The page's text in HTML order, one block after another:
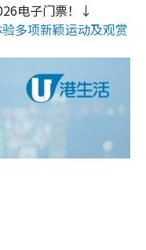
电子门票！↓
多项新颖运动及观赏